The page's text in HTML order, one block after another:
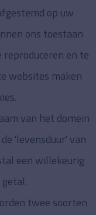
op uw
ons toestaan
en te
websites maken
van het domein
'levensduur' van
een willekeurig
twee soorten